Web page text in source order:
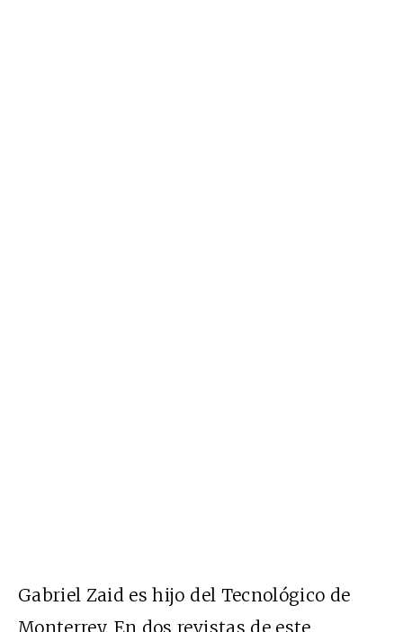
Gabriel Zaid es hijo del Tecnológico de
Monterrey. En dos revistas de este